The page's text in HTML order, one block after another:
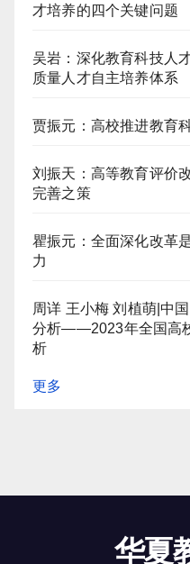
才培养的四个关键问题
吴岩：深化教育科技人
质量人才自主培养体系
贾振元：高校推进教育
刘振天：高等教育评价
完善之策
瞿振元：全面深化改革
力
周详 王小梅 刘植萌|中
分析——2023年全国高
析
更多
华夏